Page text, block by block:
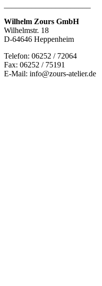
Wilhelm Zours GmbH
Wilhelmstr. 18
D-64646 Heppenheim
Telefon: 06252 / 72064
Fax: 06252 / 75191
E-Mail: info@zours-atelier.de